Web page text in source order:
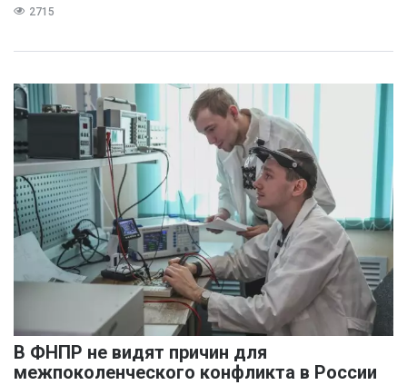
2715
В ФНПР не видят причин для
межпоколенческого конфликта в России